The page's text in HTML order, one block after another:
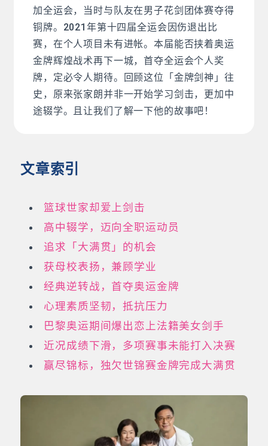
加全运会，当时与队友在男子花剑团体赛夺得
铜牌。2021年第十四届全运会因伤退出比
赛，在个人项目未有进帐。本届能否挟着奥运
金牌辉煌战术再下一城，首夺全运会个人奖
牌，定必令人期待。回顾这位「金牌剑神」往
史，原来张家朗并非一开始学习剑击，更加中
途辍学。且让我们了解一下他的故事吧！
文章索引
篮球世家却爱上剑击
高中辍学，迈向全职运动员
追求「大满贯」的机会
获母校表扬，兼顾学业
经典逆转战，首夺奥运金牌
心理素质坚韧，抵抗压力
巴黎奥运期间爆出恋上法籍美女剑手
近况成绩下滑，多项赛事未能打入决赛
赢尽锦标，独欠世锦赛金牌完成大满贯